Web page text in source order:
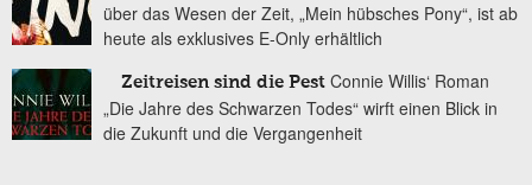
über das Wesen der Zeit, „Mein hübsches Pony“, ist ab
heute als exklusives E-Only erhältlich
Zeitreisen sind die Pest Connie Willis‘ Roman
„Die Jahre des Schwarzen Todes“ wirft einen Blick in
die Zukunft und die Vergangenheit